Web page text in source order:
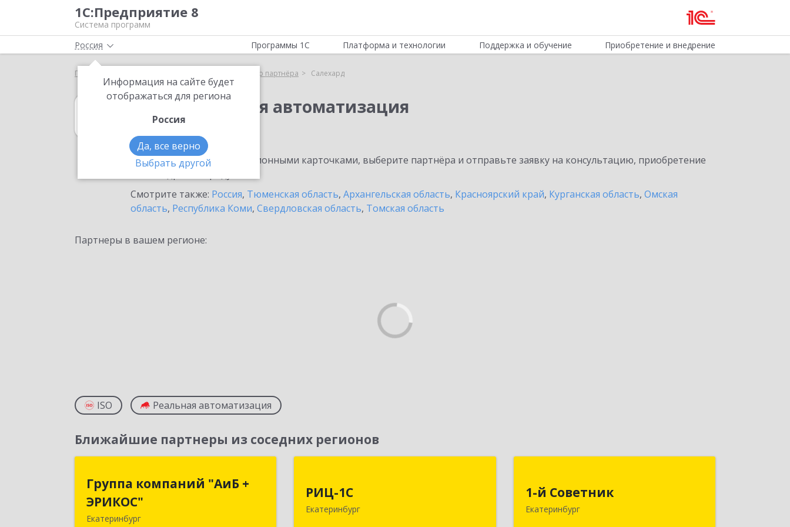
1С:Предприятие 8
Система программ
Россия
Информация на сайте будет
отображаться для региона
Россия
Да, все верно
Выбрать другой
Программы 1С Платформа и технологии Поддержка и обучение Приобретение и внедрение
Главная Выбор партнёра Салехард
1С:Комплексная автоматизация
в Салехарде
Ознакомьтесь с информационными карточками, выберите партнёра и отправьте заявку на консультацию, приобретение
Смотрите также: Россия, Тюменская область, Архангельская область, Красноярский край, Курганская область, Омская
область, Республика Коми, Свердловская область, Томская область
Партнеры в вашем регионе:
ISO Реальная автоматизация
Ближайшие партнеры из соседних регионов
Группа компаний "АиБ +
ЭРИКОС"
Екатеринбург
Группа компаний "АиБ +
ЭРИКОС"
РИЦ-1С
Екатеринбург
Екатеринбург г, Фурманова ул, дом №
1-й Советник
Екатеринбург
Екатеринбург г, 8 Марта ул, дом №